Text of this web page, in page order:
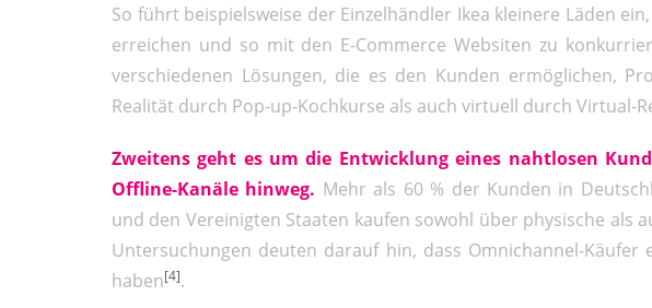
So führt beispielsweise der Einzelhändler Ikea kleinere Läden
erreichen und so mit den E-Commerce Websiten zu
verschiedenen Lösungen, die es den Kunden ermöglichen,
Realität durch Pop-up-Kochkurse als auch virtuell durch Virtual-
Zweitens geht es um die Entwicklung eines nahtlosen
Offline-Kanäle hinweg. Mehr als 60 % der Kunden in
und den Vereinigten Staaten kaufen sowohl über physische als
Untersuchungen deuten darauf hin, dass Omnichannel-
haben[4].